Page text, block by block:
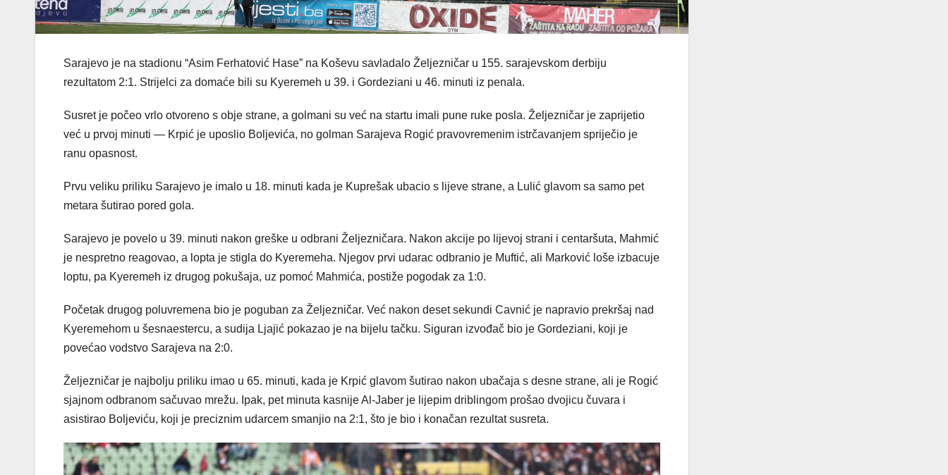
Sarajevo je na stadionu “Asim Ferhatović Hase” na Koševu savladalo Željezničar u 155. sarajevskom derbiju
rezultatom 2:1. Strijelci za domaće bili su Kyeremeh u 39. i Gordeziani u 46. minuti iz penala.
Susret je počeo vrlo otvoreno s obje strane, a golmani su već na startu imali pune ruke posla. Željezničar je zaprijetio
već u prvoj minuti — Krpić je uposlio Boljevića, no golman Sarajeva Rogić pravovremenim istrčavanjem spriječio je
ranu opasnost.
Prvu veliku priliku Sarajevo je imalo u 18. minuti kada je Kuprešak ubacio s lijeve strane, a Lulić glavom sa samo pet
metara šutirao pored gola.
Sarajevo je povelo u 39. minuti nakon greške u odbrani Željezničara. Nakon akcije po lijevoj strani i centaršuta, Mahmić
je nespretno reagovao, a lopta je stigla do Kyeremeha. Njegov prvi udarac odbranio je Muftić, ali Marković loše izbacuje
loptu, pa Kyeremeh iz drugog pokušaja, uz pomoć Mahmića, postiže pogodak za 1:0.
Početak drugog poluvremena bio je poguban za Željezničar. Već nakon deset sekundi Cavnić je napravio prekršaj nad
Kyeremehom u šesnaestercu, a sudija Ljajić pokazao je na bijelu tačku. Siguran izvođač bio je Gordeziani, koji je
povećao vodstvo Sarajeva na 2:0.
Željezničar je najbolju priliku imao u 65. minuti, kada je Krpić glavom šutirao nakon ubačaja s desne strane, ali je Rogić
sjajnom odbranom sačuvao mrežu. Ipak, pet minuta kasnije Al-Jaber je lijepim driblingom prošao dvojicu čuvara i
asistirao Boljeviću, koji je preciznim udarcem smanjio na 2:1, što je bio i konačan rezultat susreta.